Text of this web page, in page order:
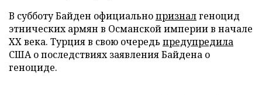
В субботу Байден официальнопризналгеноцид
этнических армян в Османской империи в начале
XX века. Турция в свою очередь предупредила
США о последствиях заявления Байдена о
геноциде.